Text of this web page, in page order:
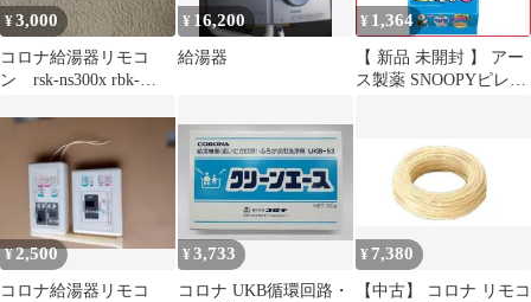
¥3,000
コロナ給湯器リモコ
ン rsk-ns300x rbk-
¥ 16,200
給湯器
¥ 1,364
【 新品 未開封 】 アー
ス製薬 SNOOPYピレパ
¥2,500
コロナ給湯器リモコ
¥3,733
コロナ UKB循環回路・
¥ 7,380
【中古】 コロナ リモコ